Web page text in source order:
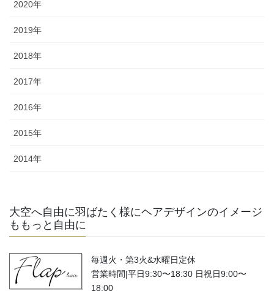
2020年
2019年
2018年
2017年
2016年
2015年
2014年
大空へ自由に羽ばたく様にヘアデザインのイメージ
ももっと自由に
毎週火・第3火&水曜日定休
営業時間|平日9:30〜18:30 日祝日9:00〜
18:00